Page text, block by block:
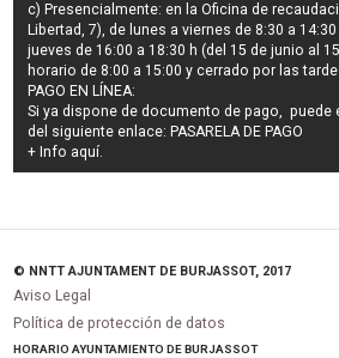
c) Presencialmente: en la Oficina de
Libertad, 7), de lunes a viernes de 8:30 a
jueves de 16:00 a 18:30 h (del 15 de junio al
horario de 8:00 a 15:00 y cerrado por las
PAGO EN LÍNEA:
Si ya dispone de documento de pago, puede
del siguiente enlace: PASARELA DE PAGO
+ Info aquí.
© NNTT AJUNTAMENT DE BURJASSOT, 2017
Aviso Legal
Política de protección de datos
HORARIO AYUNTAMIENTO DE BURJASSOT